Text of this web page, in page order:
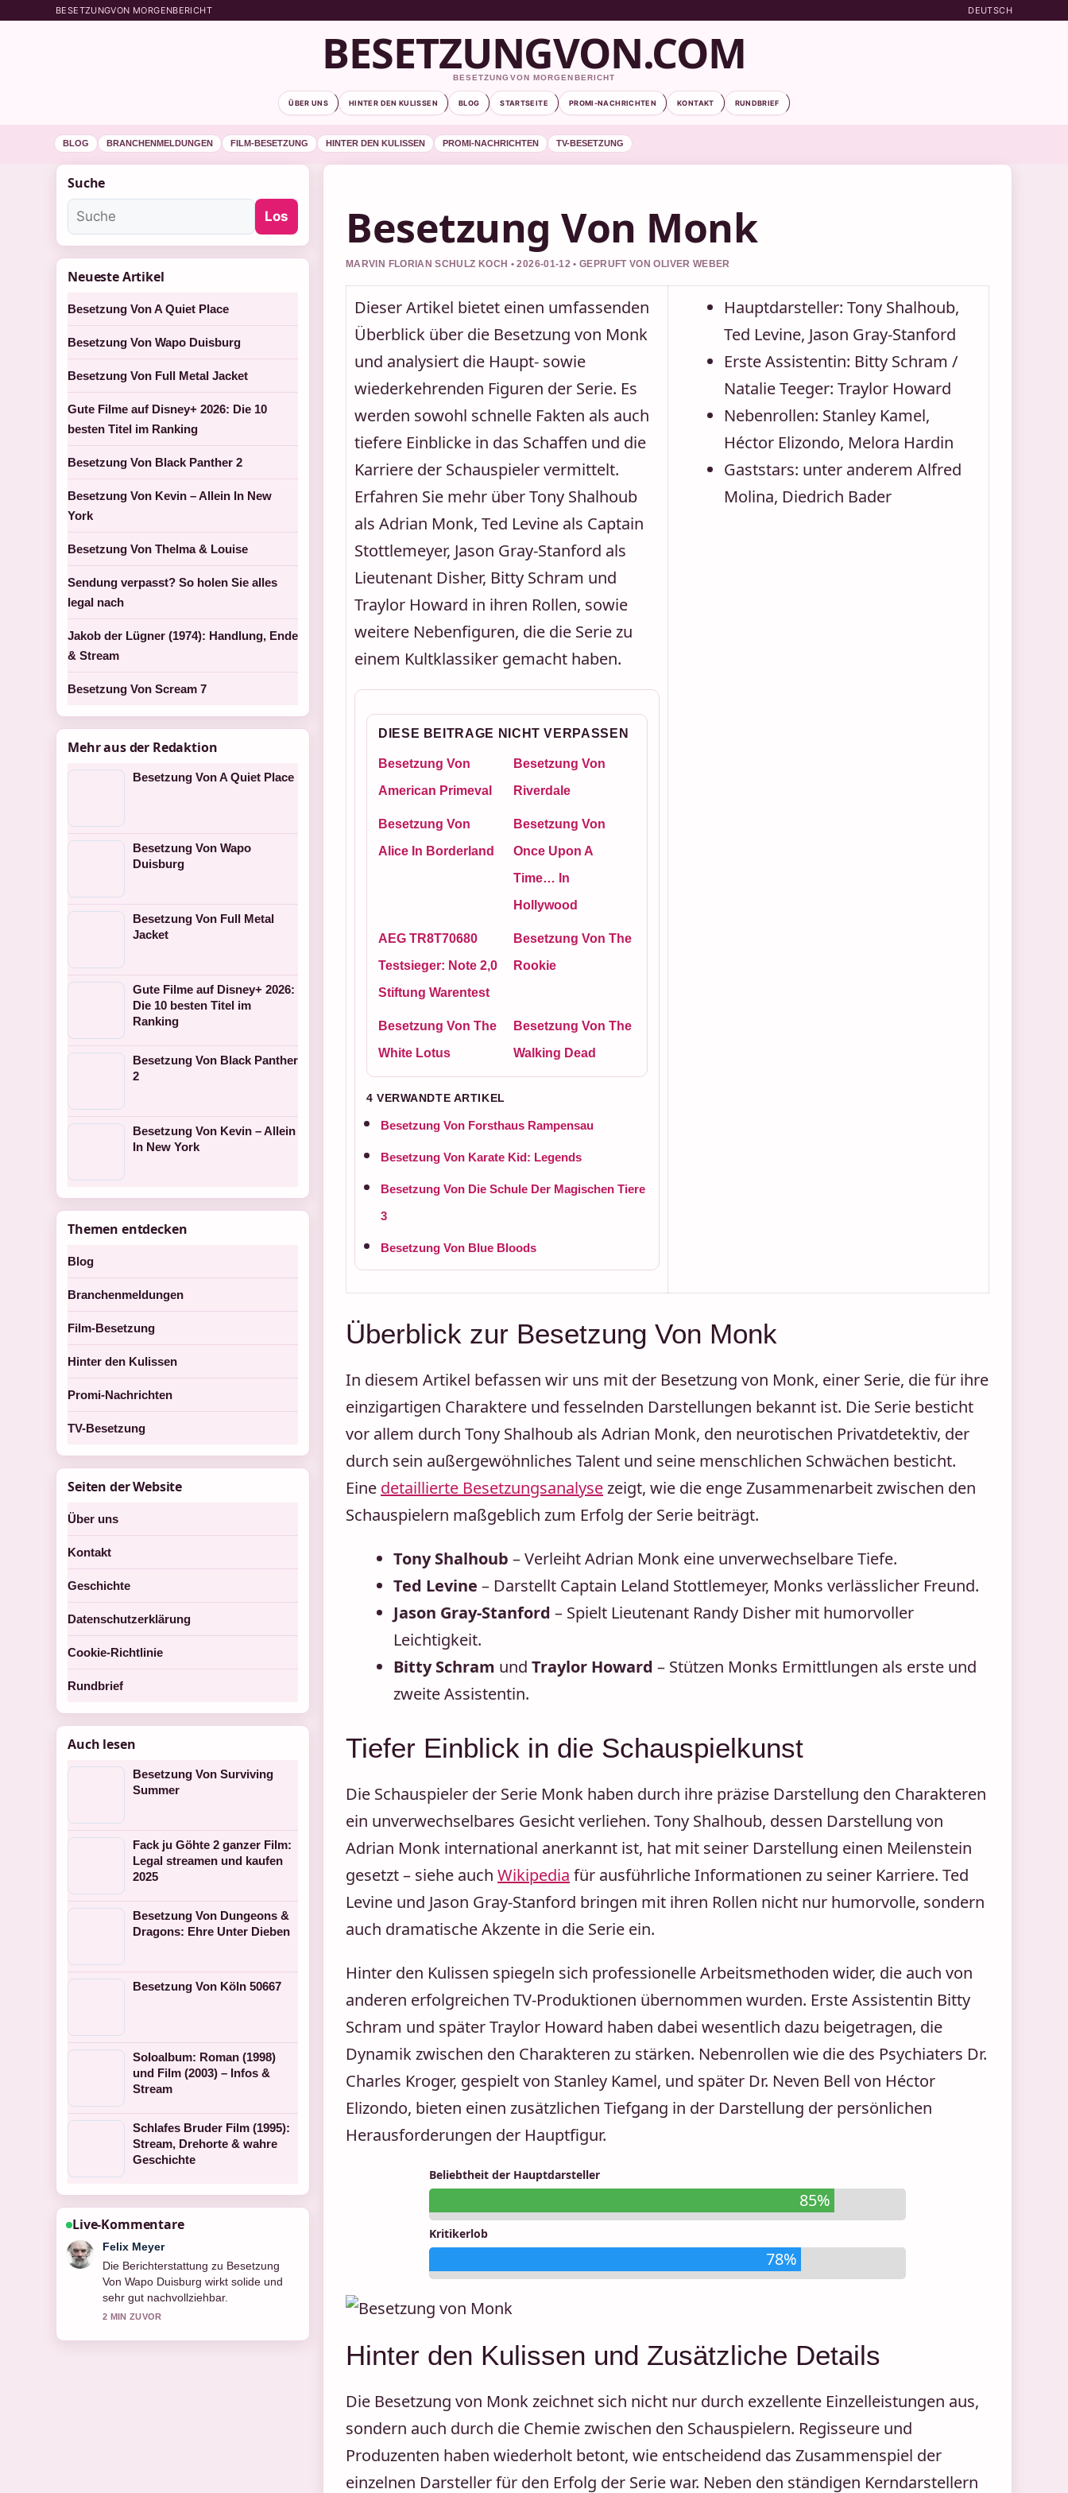
BESETZUNGVON MORGENBERICHT DEUTSCH
BESETZUNGVON.COM
BESETZUNGVON MORGENBERICHT
ÜBER UNS HINTER DEN KULISSEN BLOG STARTSEITE PROMI-NACHRICHTEN KONTAKT RUNDBRIEF
BLOG BRANCHENMELDUNGEN FILM-BESETZUNG HINTER DEN KULISSEN PROMI-NACHRICHTEN TV-BESETZUNG
Besetzung Von Monk
MARVIN FLORIAN SCHULZ KOCH • 2026-01-12 • GEPRUFT VON OLIVER WEBER
Dieser Artikel bietet einen umfassenden
Überblick über die Besetzung von Monk
und analysiert die Haupt- sowie
wiederkehrenden Figuren der Serie. Es
werden sowohl schnelle Fakten als auch
tiefere Einblicke in das Schaffen und die
Karriere der Schauspieler vermittelt.
Erfahren Sie mehr über Tony Shalhoub
als Adrian Monk, Ted Levine als Captain
Stottlemeyer, Jason Gray-Stanford als
Lieutenant Disher, Bitty Schram und
Traylor Howard in ihren Rollen, sowie
weitere Nebenfiguren, die die Serie zu
einem Kultklassiker gemacht haben.
DIESE BEITRAGE NICHT VERPASSEN
Besetzung Von
American Primeval
Besetzung Von
Riverdale
Besetzung Von
Alice In Borderland
Besetzung Von
Once Upon A
Time… In
Hollywood
AEG TR8T70680
Testsieger: Note 2,0
Stiftung Warentest
Besetzung Von The
Rookie
Besetzung Von The
White Lotus
Besetzung Von The
Walking Dead
4 VERWANDTE ARTIKEL
Besetzung Von Forsthaus Rampensau
Besetzung Von Karate Kid: Legends
Besetzung Von Die Schule Der Magischen Tiere
3
Besetzung Von Blue Bloods
Hauptdarsteller: Tony Shalhoub,
Ted Levine, Jason Gray-Stanford
Erste Assistentin: Bitty Schram /
Natalie Teeger: Traylor Howard
Nebenrollen: Stanley Kamel,
Héctor Elizondo, Melora Hardin
Gaststars: unter anderem Alfred
Molina, Diedrich Bader
Überblick zur Besetzung Von Monk
In diesem Artikel befassen wir uns mit der Besetzung von Monk, einer Serie, die für ihre
einzigartigen Charaktere und fesselnden Darstellungen bekannt ist. Die Serie besticht
vor allem durch Tony Shalhoub als Adrian Monk, den neurotischen Privatdetektiv, der
durch sein außergewöhnliches Talent und seine menschlichen Schwächen besticht.
Eine detaillierte Besetzungsanalysezeigt, wie die enge Zusammenarbeit zwischen den
Schauspielern maßgeblich zum Erfolg der Serie beiträgt.
Tony Shalhoub – Verleiht Adrian Monk eine unverwechselbare Tiefe.
Ted Levine – Darstellt Captain Leland Stottlemeyer, Monks verlässlicher Freund.
Jason Gray-Stanford – Spielt Lieutenant Randy Disher mit humorvoller
Leichtigkeit.
Bitty Schram und Traylor Howard – Stützen Monks Ermittlungen als erste und
zweite Assistentin.
Tiefer Einblick in die Schauspielkunst
Die Schauspieler der Serie Monk haben durch ihre präzise Darstellung den Charakteren
ein unverwechselbares Gesicht verliehen. Tony Shalhoub, dessen Darstellung von
Adrian Monk international anerkannt ist, hat mit seiner Darstellung einen Meilenstein
gesetzt – siehe auch Wikipedia für ausführliche Informationen zu seiner Karriere. Ted
Levine und Jason Gray-Stanford bringen mit ihren Rollen nicht nur humorvolle, sondern
auch dramatische Akzente in die Serie ein.
Hinter den Kulissen spiegeln sich professionelle Arbeitsmethoden wider, die auch von
anderen erfolgreichen TV-Produktionen übernommen wurden. Erste Assistentin Bitty
Schram und später Traylor Howard haben dabei wesentlich dazu beigetragen, die
Dynamik zwischen den Charakteren zu stärken. Nebenrollen wie die des Psychiaters Dr.
Charles Kroger, gespielt von Stanley Kamel, und später Dr. Neven Bell von Héctor
Elizondo, bieten einen zusätzlichen Tiefgang in der Darstellung der persönlichen
Herausforderungen der Hauptfigur.
Beliebtheit der Hauptdarsteller
85%
Kritikerlob
78%
Hinter den Kulissen und Zusätzliche Details
Die Besetzung von Monk zeichnet sich nicht nur durch exzellente Einzelleistungen aus,
sondern auch durch die Chemie zwischen den Schauspielern. Regisseure und
Produzenten haben wiederholt betont, wie entscheidend das Zusammenspiel der
einzelnen Darsteller für den Erfolg der Serie war. Neben den ständigen Kerndarstellern
Suche
Los
Neueste Artikel
Besetzung Von A Quiet Place
Besetzung Von Wapo Duisburg
Besetzung Von Full Metal Jacket
Gute Filme auf Disney+ 2026: Die 10
besten Titel im Ranking
Besetzung Von Black Panther 2
Besetzung Von Kevin – Allein In New
York
Besetzung Von Thelma & Louise
Sendung verpasst? So holen Sie alles
legal nach
Jakob der Lügner (1974): Handlung, Ende
& Stream
Besetzung Von Scream 7
Mehr aus der Redaktion
Besetzung Von A Quiet Place
Besetzung Von Wapo
Duisburg
Besetzung Von Full Metal
Jacket
Gute Filme auf Disney+ 2026:
Die 10 besten Titel im
Ranking
Besetzung Von Black Panther
2
Besetzung Von Kevin – Allein
In New York
Themen entdecken
Blog
Branchenmeldungen
Film-Besetzung
Hinter den Kulissen
Promi-Nachrichten
TV-Besetzung
Seiten der Website
Über uns
Kontakt
Geschichte
Datenschutzerklärung
Cookie-Richtlinie
Rundbrief
Auch lesen
Besetzung Von Surviving
Summer
Fack ju Göhte 2 ganzer Film:
Legal streamen und kaufen
2025
Besetzung Von Dungeons &
Dragons: Ehre Unter Dieben
Besetzung Von Köln 50667
Soloalbum: Roman (1998)
und Film (2003) – Infos &
Stream
Schlafes Bruder Film (1995):
Stream, Drehorte & wahre
Geschichte
Live-Kommentare
Laura Becker
Gute Verifikationsarbeit zu Besetzung
Von Full Metal Jacket. Mehr Medien
sollten so schreiben.
4 MIN ZUVOR